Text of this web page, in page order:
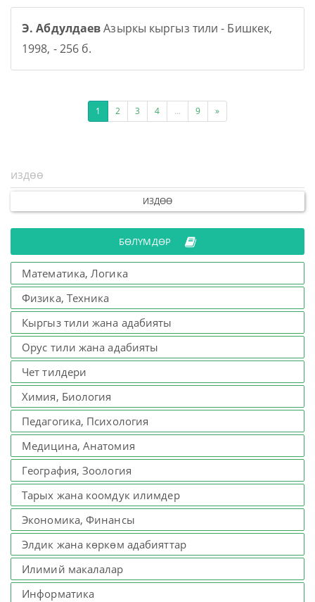
Э. АбдулдаевАзыркы кыргыз тили - Бишкек,
1998, - 256 б.
1 2 3 4 ... 9 »
ИЗДӨӨ
БӨЛҮМДӨР
Математика, Логика
Физика, Техника
Кыргыз тили жана адабияты
Орус тили жана адабияты
Чет тилдери
Химия, Биология
Педагогика, Психология
Медицина, Анатомия
География, Зоология
Тарых жана коомдук илимдер
Экономика, Финансы
Элдик жана көркөм адабияттар
Илимий макалалар
Информатика